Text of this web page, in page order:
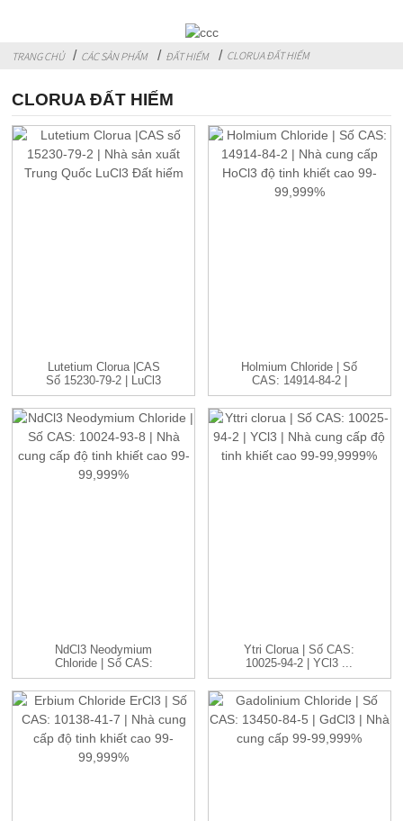
TRANG CHỦ CÁC SẢN PHẨM ĐẤT HIẾM CLORUA ĐẤT HIẾM
CLORUA ĐẤT HIẾM
Lutetium Clorua |CAS
Số 15230-79-2 | LuCl3
C...
Holmium Chloride | Số
CAS: 14914-84-2 |
HoCl3 ...
NdCl3 Neodymium
Chloride | Số CAS:
10024-93-8 ...
Ytri Clorua | Số CAS:
10025-94-2 | YCl3 ...